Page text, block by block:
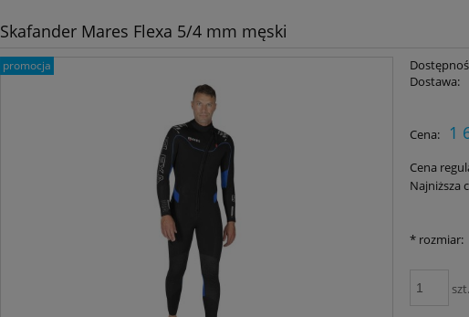
Skafander Mares Flexa 5/4 mm męski
promocja
Dostawa:
Cena: 1
Cena
Najniższa
* rozmiar: